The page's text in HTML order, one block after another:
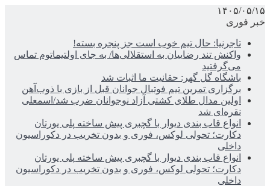
۱۴۰۵/۰۵/۱۵
خبر فوری
تاجرنیا: حال تیم خوب است جز پنجره بسته!
واکنش تند رضاییان به استقلالی‌ها/ به جای اولتیماتوم تماس
می‌گرفتید
باشگاه گل گهر: حقانیت ما اثبات شد
برگزاری تمرین تیم فوتبال جوانان قبل از بازی با ذوب‌آهن
اولین مدال طلای کشتی آزاد نوجوانان ضرب شد/اسمعلی
نقره‌ای شد
انواع قاب بندی دیوار با گچبری پیش ساخته پلی یورتان
دکارت؛ تحولی لوکس، فوری و بدون تخریب در دکوراسیون
داخلی
انواع قاب بندی دیوار با گچبری پیش ساخته پلی یورتان
دکارت؛ تحولی لوکس، فوری و بدون تخریب در دکوراسیون
داخلی